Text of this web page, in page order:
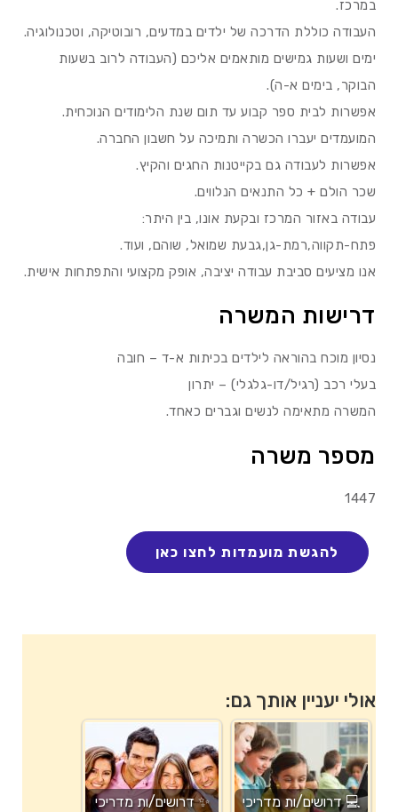
במרכז.
העבודה כוללת הדרכה של ילדים במדעים, רובוטיקה, וטכנולוגיה.
ימים ושעות גמישים מותאמים אליכם (העבודה לרוב בשעות
הבוקר, בימים א-ה).
אפשרות לבית ספר קבוע עד תום שנת הלימודים הנוכחית.
המועמדים יעברו הכשרה ותמיכה על חשבון החברה.
אפשרות לעבודה גם בקייטנות החגים והקיץ.
שכר הולם + כל התנאים הנלווים.
עבודה באזור המרכז ובקעת אונו, בין היתר:
פתח-תקווה,רמת-גן,גבעת שמואל, שוהם, ועוד.
אנו מציעים סביבת עבודה יציבה, אופק מקצועי והתפתחות אישית.
דרישות המשרה
נסיון מוכח בהוראה לילדים בכיתות א-ד – חובה
בעלי רכב (רגיל/דו-גלגלי) – יתרון
המשרה מתאימה לנשים וגברים כאחד.
מספר משרה
1447
אולי יעניין אותך גם:
💻 דרושים/ות מדריכי
✨ דרושים/ות מדריכי